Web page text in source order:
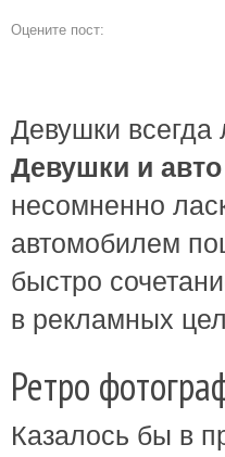
Оцените пост:
Девушки всегда
Девушки и авто
несомненно
автомобилем
быстро
в рекламных
Ретро
Казалось бы в